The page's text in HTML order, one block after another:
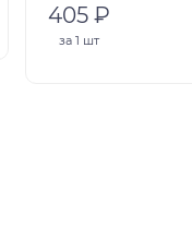
405 ₽
за 1 шт